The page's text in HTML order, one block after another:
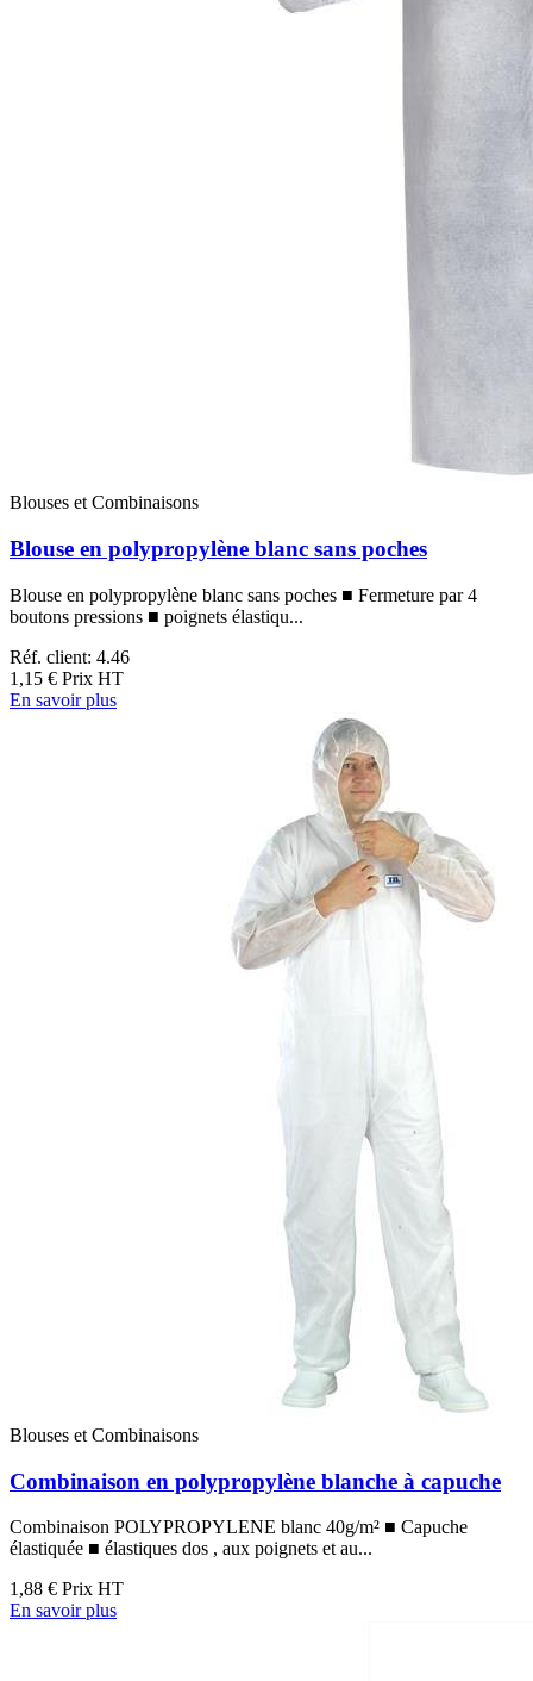
Blouses et Combinaisons
Blouse en polypropylène blanc sans poches
Blouse en polypropylène blanc sans poches ■ Fermeture par 4
boutons pressions ■ poignets élastiqu...
Réf. client: 4.46
1,15 € Prix HT
En savoir plus
Blouses et Combinaisons
Combinaison en polypropylène blanche à capuche
Combinaison POLYPROPYLENE blanc 40g/m² ■ Capuche
élastiquée ■ élastiques dos , aux poignets et au...
1,88 € Prix HT
En savoir plus